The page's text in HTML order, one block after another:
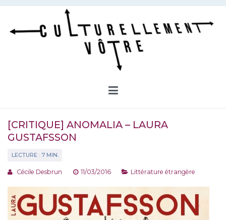
Aller
contenu
[CRITIQUE] ANOMALIA – LAURA
GUSTAFSSON
Cécile Desbrun 11/03/2016 Littérature étrangère